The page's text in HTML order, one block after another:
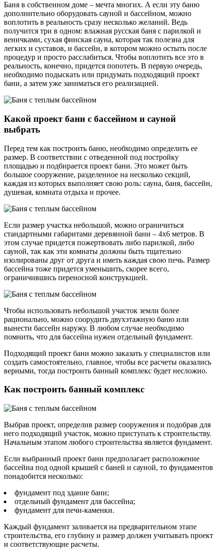
Баня в собственном доме – мечта многих. А если эту баню
дополнительно оборудовать сауной и бассейном, можно
воплотить в реальность сразу несколько желаний. Ведь
получится три в одном: влажная русская баня с парилкой и
веничками, сухая финская сауна, которая так полезна для
легких и суставов, и бассейн, в котором можно остыть после
процедур и просто расслабиться. Чтобы воплотить все это в
реальность, конечно, придется попотеть. В первую очередь,
необходимо подыскать или придумать подходящий проект
бани, а затем уже заниматься его реализацией.
Какой проект бани с бассейном и сауной
выбрать
Перед тем как построить баню, необходимо определить ее
размер. В соответствии с отведенной под постройку
площадью и подбирается проект бани. Это может быть
большое сооружение, разделенное на несколько секций,
каждая из которых выполняет свою роль: сауна, баня, бассейн,
душевая, комната отдыха и прочее.
Если размер участка небольшой, можно ограничиться
стандартными габаритами деревянной бани – 4х6 метров. В
этом случае придется пожертвовать либо парилкой, либо
сауной, так как эти комнаты должны быть тщательно
изолированы друг от друга и иметь каждая свою печь. Размер
бассейна тоже придется уменьшить, скорее всего,
ограничившись переносной конструкцией.
Чтобы использовать небольшой участок земли более
рационально, можно соорудить двухэтажную баню или
вынести бассейн наружу. В любом случае необходимо
помнить, что для бассейна нужен отдельный фундамент.
Подходящий проект бани можно заказать у специалистов или
создать самостоятельно, главное, чтобы все расчеты оказались
верными, тогда построить банный комплекс будет несложно.
Как построить банный комплекс
Выбрав проект, определив размер сооружения и подобрав для
него подходящий участок, можно приступать к строительству.
Начальным этапом любого строительства является фундамент.
Если выбранный проект бани предполагает расположение
бассейна под одной крышей с баней и сауной, то фундаментов
понадобится несколько:
фундамент под здание бани;
отдельный фундамент для бассейна;
фундамент для печи-каменки.
Каждый фундамент заливается на предварительном этапе
строительства, его глубину и размер должен учитывать проект
и соответствующие расчеты.